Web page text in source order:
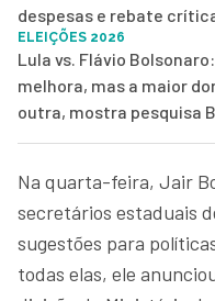
despesas e rebate
ELEIÇÕES 2026
Lula vs. Flávio
melhora, mas a maior
outra, mostra pesquisa
Na quarta-feira, Jair
secretários estaduais
sugestões para
todas elas, ele